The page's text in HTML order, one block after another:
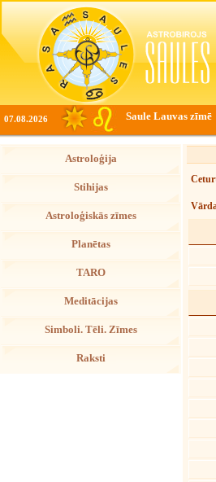
07.08.2026 Saule Lauvas zīmē
Astroloģija
Stihijas
Astroloģiskās zīmes
Planētas
TARO
Meditācijas
Simboli. Tēli. Zīmes
Raksti